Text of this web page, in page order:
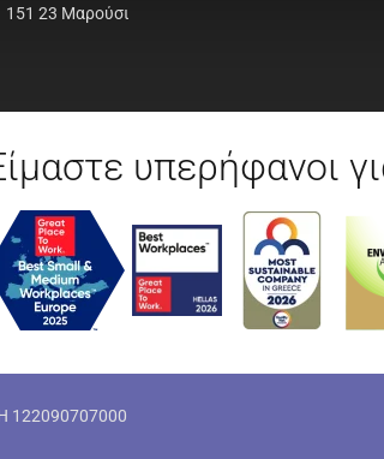
151 23 Μαρούσι
υπερήφανοι
122090707000